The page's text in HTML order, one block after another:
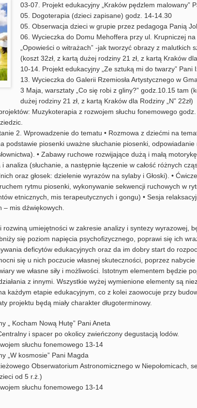
03-07. Projekt edukacyjny „Kraków pędzlem malowany”
05. Dogoterapia (dzieci zapisane) godz. 14-14.30
05. Obserwacja dzieci w grupie przez pedagoga Panią
06. Wycieczka do Domu Mehoffera przy ul. Krupniczej na
„Opowieści o witrażach” -jak tworzyć obrazy z malutkich
(koszt 32zł, z kartą dużej rodziny 21 zł, z kartą Kraków dla
10-14. Projekt edukacyjny „Ze sztuką mi do twarzy” Pani
13. Wycieczka do Galerii Rzemiosła Artystycznego w
3 Maja, warsztaty „Co się robi z gliny?” godz.10.15 tam
dużej rodziny 21 zł, z kartą Kraków dla Rodziny „N” 22zł)
Muzykoterapia z rozwojem słuchu fonemowego
2. Wprowadzenie do tematu • Rozmowa z dziećmi na
podstawie piosenki uważne słuchanie piosenki,
• Zabawy ruchowe rozwijające dużą i małą
(słuchanie, a następnie łączenie w całość różnych
oraz głosek: dzielenie wyrazów na sylaby i Głoski). •
rytmu piosenki, wykonywanie sekwencji ruchowych w
etnicznych, mis terapeutycznych i gongu) • Sesja
mis dźwiękowych.
umiejętności w zakresie analizy i syntezy wyrazowej,
się poziom napięcia psychofizycznego, poprawi się ich
deficytów edukacyjnych oraz da im dobry start do
się u nich poczucie własnej skuteczności, poprzez nabycie
we własne siły i możliwości. Istotnym elementem będzie
z innymi. Wszystkie wyżej wymienione elementy są
każdym etapie edukacyjnym, co z kolei zaowocuje przy
projektu będą miały charakter długoterminowy.
„ Kocham Nową Hutę” Pani Aneta
i spacer po okolicy zwieńczony degustacją lodów.
słuchu fonemowego 13-14
„W kosmosie” Pani Magda
Obserwatorium Astronomicznego w Niepołomicach,
od 5 r.ż.)
słuchu fonemowego 13-14